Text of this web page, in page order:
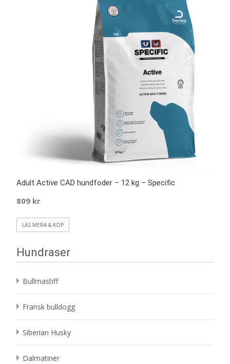
Adult Active CAD hundfoder – 12 kg – Specific
809 kr
LÄS MERA & KÖP
Hundraser
Bullmastiff
Fransk bulldogg
Siberian Husky
Dalmatiner